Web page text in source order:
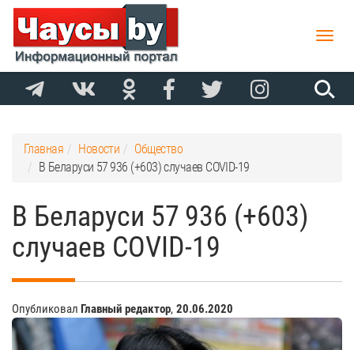
Toggle
Главная Новости
Общество
В Беларуси 57 936 (+603) случаев COVID-19
В Беларуси 57 936 (+603)
случаев COVID-19
Опубликовал Главный редактор, 20.06.2020